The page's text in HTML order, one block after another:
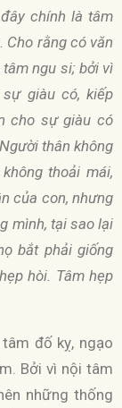
chính là tâm
Cho rằng có văn
ngu si; bởi vì
giàu có, kiếp
cho sự giàu có
thân không
thoải mái,
của con, nhưng
mình, tại sao lại
bắt phải giống
hòi. Tâm hẹp
đố kỵ, ngạo
Bởi vì nội tâm
những thống